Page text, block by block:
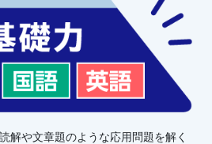
解や文章題のような応用問題を解く